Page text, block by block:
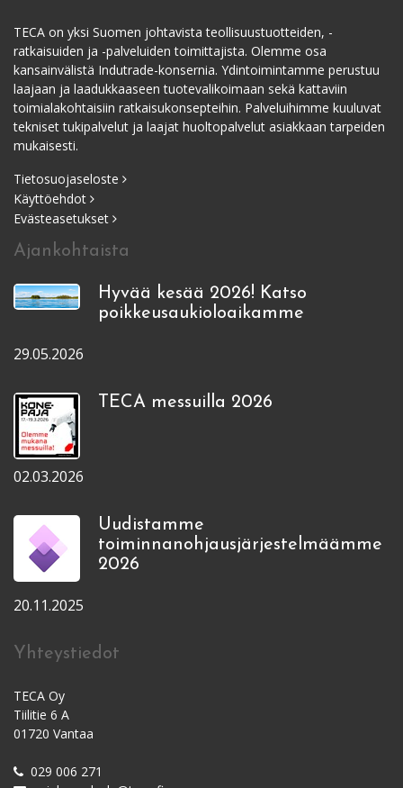
TECA on yksi Suomen johtavista teollisuustuotteiden, -
ratkaisuiden ja -palveluiden toimittajista. Olemme osa
kansainvälistä Indutrade-konsernia. Ydintoimintamme perustuu
laajaan ja laadukkaaseen tuotevalikoimaan sekä kattaviin
toimialakohtaisiin ratkaisukonsepteihin. Palveluihimme kuuluvat
tekniset tukipalvelut ja laajat huoltopalvelut asiakkaan tarpeiden
mukaisesti.
Tietosuojaseloste
Käyttöehdot
Evästeasetukset
Ajankohtaista
Hyvää kesää 2026! Katso
poikkeusaukioloaikamme
29.05.2026
TECA messuilla 2026
02.03.2026
Uudistamme
toiminnanohjausjärjestelmäämme
2026
20.11.2025
Yhteystiedot
TECA Oy
Tiilitie 6 A
01720 Vantaa
029 006 271